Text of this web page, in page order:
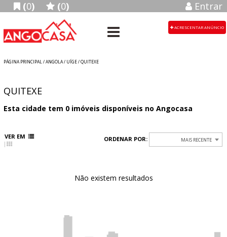
(0) (0) Entrar
ACRESCENTAR ANÚNCIO
PÁGINA PRINCIPAL /ANGOLA/ UÍGE / QUITEXE
QUITEXE
Esta cidade tem 0 imóveis disponíveis no Angocasa
VER EM ORDENAR POR: MAIS RECENTE
Não existem resultados